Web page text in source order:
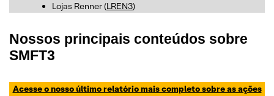
Lojas Renner (LREN3)
Nossos principais conteúdos sobre
SMFT3
Acesse o nosso último relatório mais completo sobre as ações